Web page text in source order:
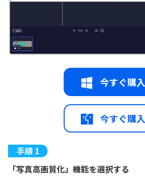
今すぐ購入
今すぐ購入
「写真高画質化」機能を選択する